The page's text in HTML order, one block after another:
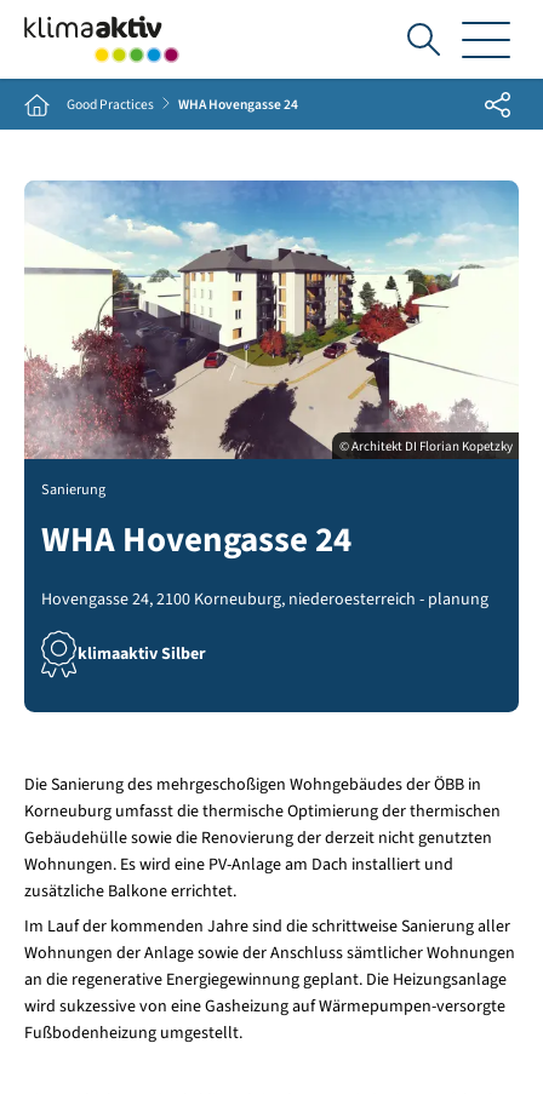
Ich
suche...
Home Good Practices WHA Hovengasse 24 Share
© Architekt DI Florian Kopetzky
Sanierung
WHA Hovengasse 24
Hovengasse 24, 2100 Korneuburg, niederoesterreich - planung
klimaaktiv Silber
Die Sanierung des mehrgeschoßigen Wohngebäudes der ÖBB in
Korneuburg umfasst die thermische Optimierung der thermischen
Gebäudehülle sowie die Renovierung der derzeit nicht genutzten
Wohnungen. Es wird eine PV-Anlage am Dach installiert und
zusätzliche Balkone errichtet.
Im Lauf der kommenden Jahre sind die schrittweise Sanierung aller
Wohnungen der Anlage sowie der Anschluss sämtlicher Wohnungen
an die regenerative Energiegewinnung geplant. Die Heizungsanlage
wird sukzessive von eine Gasheizung auf Wärmepumpen-versorgte
Fußbodenheizung umgestellt.